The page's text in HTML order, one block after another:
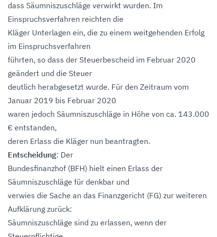
dass Säumniszuschläge verwirkt wurden. Im
Einspruchsverfahren reichten die
Kläger Unterlagen ein, die zu einem weitgehenden Erfolg
im Einspruchsverfahren
führten, so dass der Steuerbescheid im Februar 2020
geändert und die Steuer
deutlich herabgesetzt wurde. Für den Zeitraum vom
Januar 2019 bis Februar 2020
waren jedoch Säumniszuschläge in Höhe von ca. 143.000
€ entstanden,
deren Erlass die Kläger nun beantragten.
Entscheidung: Der
Bundesfinanzhof (BFH) hielt einen Erlass der
Säumniszuschläge für denkbar und
verwies die Sache an das Finanzgericht (FG) zur weiteren
Aufklärung zurück:
Säumniszuschläge sind zu erlassen, wenn der